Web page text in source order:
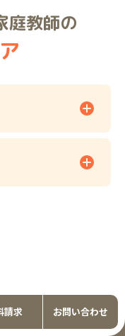
庭教師の
請求 お問い合わせ